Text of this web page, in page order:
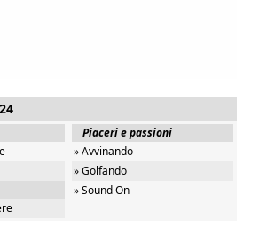
Piaceri e passioni
» Avvinando
» Golfando
» Sound On